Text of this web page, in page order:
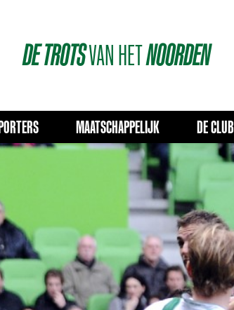
DETROTSVANHETNOORDEN
MAATSCHAPPELIJK DE CLUB